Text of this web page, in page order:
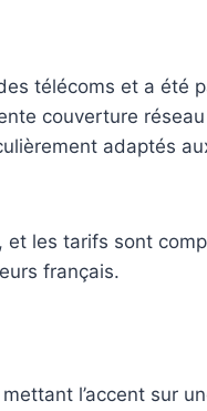
télécoms et a été
couverture
adaptés
les tarifs sont
français.
l’accent sur